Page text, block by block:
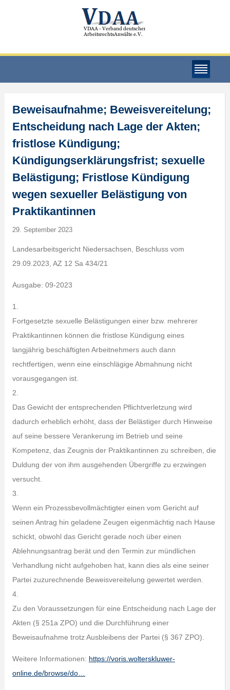
Beweisaufnahme; Beweisvereitelung;
Entscheidung nach Lage der Akten;
fristlose Kündigung;
Kündigungserklärungsfrist; sexuelle
Belästigung; Fristlose Kündigung
wegen sexueller Belästigung von
Praktikantinnen
29. September 2023
Landesarbeitsgericht Niedersachsen, Beschluss vom
29.09.2023, AZ 12 Sa 434/21
Ausgabe: 09-2023
1.
Fortgesetzte sexuelle Belästigungen einer bzw. mehrerer
Praktikantinnen können die fristlose Kündigung eines
langjährig beschäftigten Arbeitnehmers auch dann
rechtfertigen, wenn eine einschlägige Abmahnung nicht
vorausgegangen ist.
2.
Das Gewicht der entsprechenden Pflichtverletzung wird
dadurch erheblich erhöht, dass der Belästiger durch Hinweise
auf seine bessere Verankerung im Betrieb und seine
Kompetenz, das Zeugnis der Praktikantinnen zu schreiben, die
Duldung der von ihm ausgehenden Übergriffe zu erzwingen
versucht.
3.
Wenn ein Prozessbevollmächtigter einen vom Gericht auf
seinen Antrag hin geladene Zeugen eigenmächtig nach Hause
schickt, obwohl das Gericht gerade noch über einen
Ablehnungsantrag berät und den Termin zur mündlichen
Verhandlung nicht aufgehoben hat, kann dies als eine seiner
Partei zuzurechnende Beweisvereitelung gewertet werden.
4.
Zu den Voraussetzungen für eine Entscheidung nach Lage der
Akten (§ 251a ZPO) und die Durchführung einer
Beweisaufnahme trotz Ausbleibens der Partei (§ 367 ZPO).
Weitere Informationen: https://voris.wolterskluwer-
online.de/browse/do…